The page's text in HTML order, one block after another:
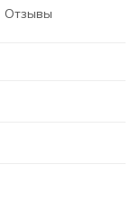
Отзывы